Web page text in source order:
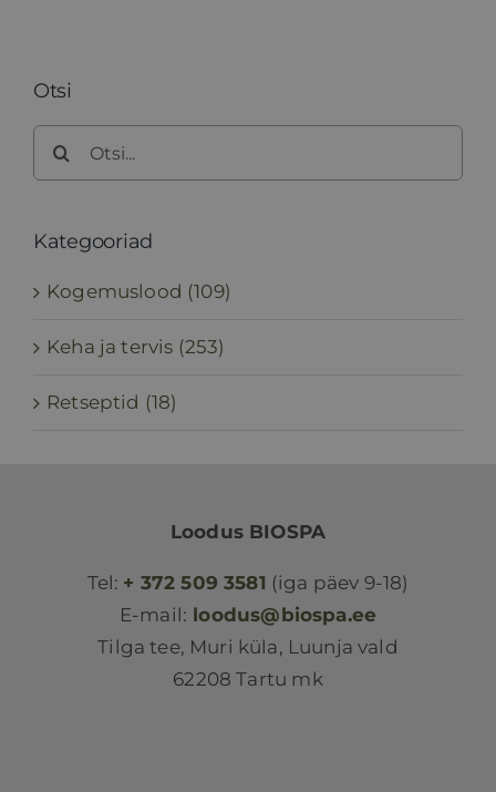
Otsi
Search
for:
Kategooriad
Kogemuslood (109)
Keha ja tervis (253)
Retseptid (18)
Loodus BIOSPA
Tel: + 372 509 3581 (iga päev 9-18)
E-mail: loodus@biospa.ee
Tilga tee, Muri küla, Luunja vald
62208 Tartu mk